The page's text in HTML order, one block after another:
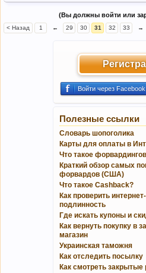
(Вы должны войти или
< Назад 1 ← 29 30 31 32 33 →
Войти через Facebook
Полезные ссылки
Словарь шопоголика
Карты для оплаты в
Что такое
Краткий обзор самых
форвардов (США)
Что такое Cashback?
Как проверить
подлинность
Где искать купоны и
Как вернуть покупку в
магазин
Украинская таможня
Как отследить посылку
Как смотреть